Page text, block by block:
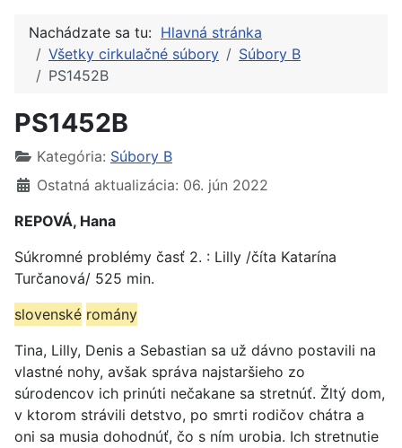
Nachádzate sa tu: Hlavná stránka
Všetky cirkulačné súbory
Súbory B
PS1452B
PS1452B
Kategória: Súbory B
Ostatná aktualizácia: 06. jún 2022
REPOVÁ, Hana
Súkromné problémy časť 2. : Lilly /číta Katarína
Turčanová/ 525 min.
slovenské romány
Tina, Lilly, Denis a Sebastian sa už dávno postavili na
vlastné nohy, avšak správa najstaršieho zo
súrodencov ich prinúti nečakane sa stretnúť. Žltý dom,
v ktorom strávili detstvo, po smrti rodičov chátra a
oni sa musia dohodnúť, čo s ním urobia. Ich stretnutie